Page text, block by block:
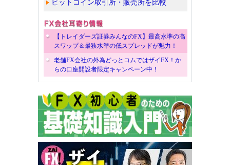
ビットコイン取引所・販売所を比較
【トレイダーズ証券みんなのFX】最高水準の高
スワップ＆最狭水準の低スプレッドが魅力！
老舗FX会社の外為どっとコムではザイFX！か
らの口座開設者限定キャンペーン中！